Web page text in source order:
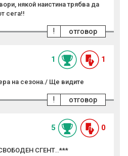
някой наистина трябва да
сега!!
отговор
!
1 1
на сезона./ Ще видите
отговор
!
5 0
СГЕНТ..***